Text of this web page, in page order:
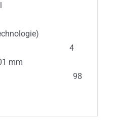
4
mm
98